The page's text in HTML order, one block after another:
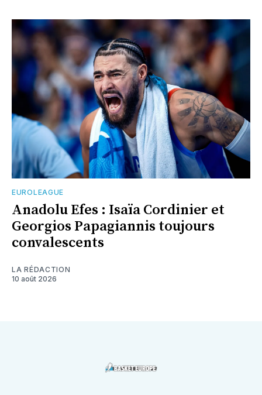
EUROLEAGUE
Anadolu Efes : Isaïa Cordinier et
Georgios Papagiannis toujours
convalescents
LA RÉDACTION
10 août 2026